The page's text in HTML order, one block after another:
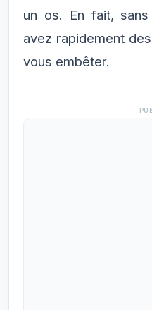
un os. En fait,
avez rapidement
vous embêter.